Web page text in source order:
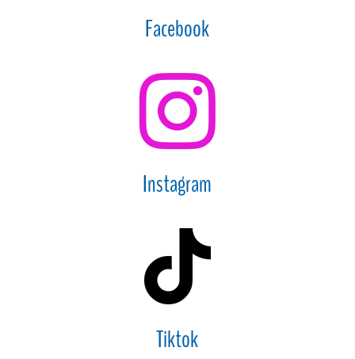
Facebook

Instagram

Tiktok